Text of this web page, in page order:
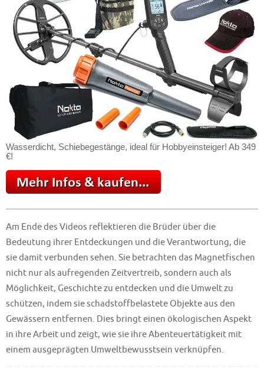
Wasserdicht, Schiebegestänge, ideal für Hobbyeinsteiger! Ab 349
€!
Am Ende des Videos reflektieren die Brüder über die
Bedeutung ihrer Entdeckungen und die Verantwortung, die
sie damit verbunden sehen. Sie betrachten das Magnetfischen
nicht nur als aufregenden Zeitvertreib, sondern auch als
Möglichkeit, Geschichte zu entdecken und die Umwelt zu
schützen, indem sie schadstoffbelastete Objekte aus den
Gewässern entfernen. Dies bringt einen ökologischen Aspekt
in ihre Arbeit und zeigt, wie sie ihre Abenteuertätigkeit mit
einem ausgeprägten Umweltbewusstsein verknüpfen.